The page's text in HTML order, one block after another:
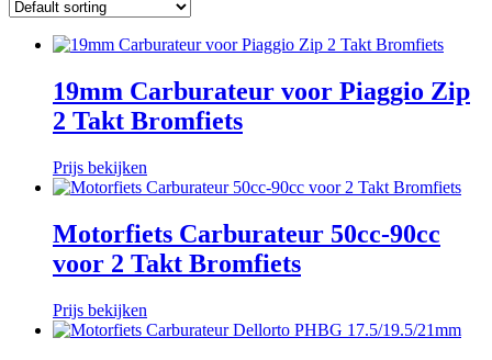
19mm Carburateur voor Piaggio Zip
2 Takt Bromfiets
Prijs bekijken
Motorfiets Carburateur 50cc-90cc
voor 2 Takt Bromfiets
Prijs bekijken